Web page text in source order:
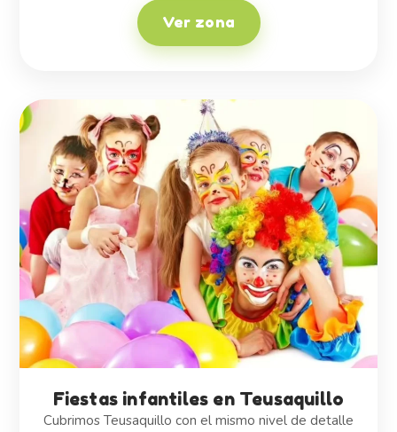
Ver zona
Fiestas infantiles en Teusaquillo
Cubrimos Teusaquillo con el mismo nivel de detalle